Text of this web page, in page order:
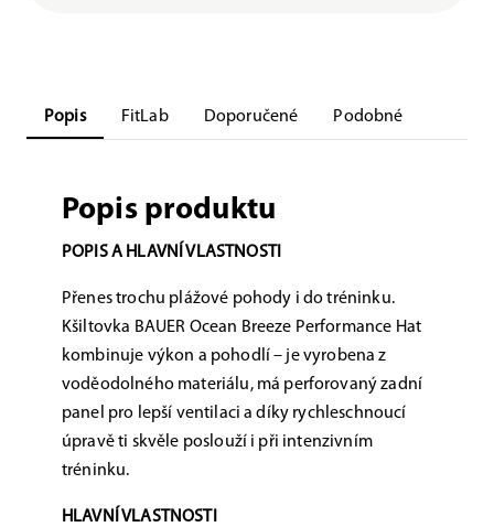
Popis FitLab Doporučené Podobné
Popis produktu
POPIS A HLAVNÍ VLASTNOSTI
Přenes trochu plážové pohody i do tréninku.
Kšiltovka BAUER Ocean Breeze Performance Hat
kombinuje výkon a pohodlí – je vyrobena z
voděodolného materiálu, má perforovaný zadní
panel pro lepší ventilaci a díky rychleschnoucí
úpravěti skvěle poslouží i při intenzivním
tréninku.
HLAVNÍ VLASTNOSTI